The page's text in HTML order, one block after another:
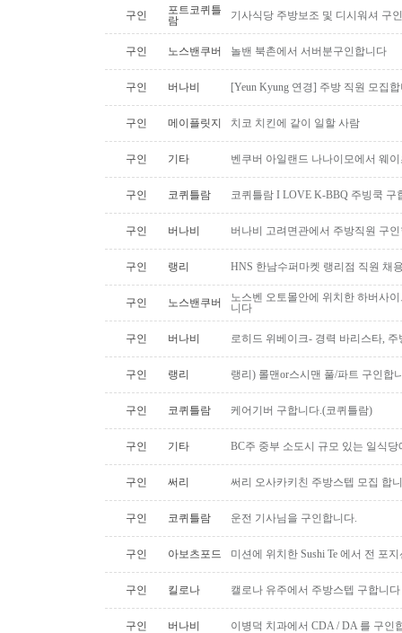
구인
포트코퀴틀
람
기사식당 주방보조 및 디시워셔 구
구인 노스밴쿠버 놀밴 북촌에서 서버분구인합니다
구인 버나비 [Yeun Kyung 연경] 주방 직원 모집
구인 메이플릿지 치코 치킨에 같이 일할 사람
구인 기타 벤쿠버 아일랜드 나나이모에서 웨
구인 코퀴틀람 코퀴틀람 I LOVE K-BBQ 주빙쿡 구
구인 버나비 버나비 고려면관에서 주방직원 구
구인 랭리 HNS 한남수퍼마켓 랭리점 직원 채
구인 노스밴쿠버
노스벤 오토몰안에 위치한 하버사
니다
구인 버나비 로히드 위베이크- 경력 바리스타, 주
구인 랭리 랭리) 롤맨or스시맨 풀/파트 구인합
구인 코퀴틀람 케어기버 구합니다.(코퀴틀람)
구인 기타 BC주 중부 소도시 규모 있는 일식
구인 써리 써리 오사카키친 주방스텝 모집 합
구인 코퀴틀람 운전 기사님을 구인합니다.
구인 아보츠포드 미션에 위치한 Sushi Te 에서 전 포
구인 킬로나 캘로나 유주에서 주방스텝 구합니다
구인 버나비 이병덕 치과에서 CDA / DA 를 구인